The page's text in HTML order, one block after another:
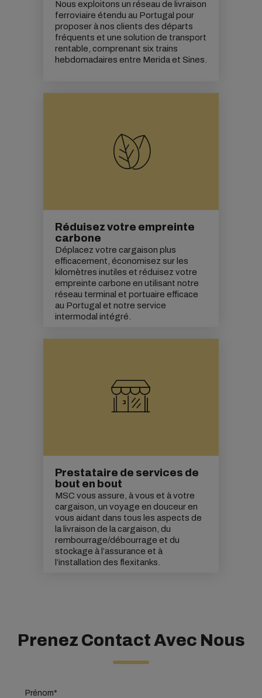
Nous exploitons un réseau de livraison
ferroviaire étendu au Portugal pour
proposer à nos clients des départs
fréquents et une solution de transport
rentable, comprenant six trains
hebdomadaires entre Merida et Sines.
Réduisez votre empreinte
carbone
Déplacez votre cargaison plus
efficacement, économisez sur les
kilomètres inutiles et réduisez votre
empreinte carbone en utilisant notre
réseau terminal et portuaire efficace
au Portugal et notre service
intermodal intégré.
Prestataire de services de
bout en bout
MSC vous assure, à vous et à votre
cargaison, un voyage en douceur en
vous aidant dans tous les aspects de
la livraison de la cargaison, du
rembourrage/débourrage et du
stockage à l’assurance et à
l’installation des flexitanks.
Prenez Contact Avec Nous
Prénom*